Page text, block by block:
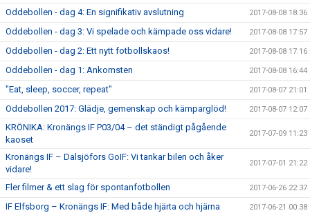
Oddebollen - dag 4: En signifikativ avslutning 2017-08-08 18:36
Oddebollen - dag 3: Vi spelade och kämpade oss vidare! 2017-08-08 17:57
Oddebollen - dag 2: Ett nytt fotbollskaos! 2017-08-08 17:16
Oddebollen - dag 1: Ankomsten 2017-08-08 16:44
"Eat, sleep, soccer, repeat" 2017-08-07 21:01
Oddebollen 2017: Glädje, gemenskap och kämparglöd! 2017-08-07 12:07
KRÖNIKA: Kronängs IF P03/04 – det ständigt pågående
kaoset
2017-07-09 11:23
Kronängs IF – Dalsjöfors GoIF: Vi tankar bilen och åker
vidare!
2017-07-01 21:22
Fler filmer & ett slag för spontanfotbollen 2017-06-26 22:37
IF Elfsborg – Kronängs IF: Med både hjärta och hjärna 2017-06-21 00:38